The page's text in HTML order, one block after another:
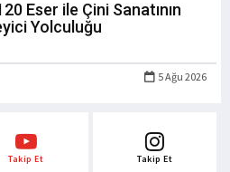
Eser ile Çini Sanatının
Yolculuğu
5 Ağu 2026
Takip Et Takip Et